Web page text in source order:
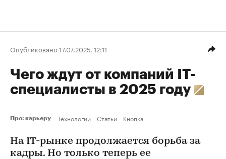
Опубликовано 17.07.2025, 12:11
Чего ждут от компаний IT-
специалисты в 2025 году
Про: карьеру Технологии Статьи Кнопка
На IT-рынке продолжается борьба за
кадры. Но только теперь ее